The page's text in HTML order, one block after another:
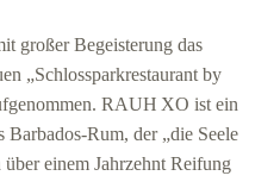
großer Begeisterung das
„Schlossparkrestaurant by
RAUH XO ist ein
Barbados-Rum, der „die Seele
einem Jahrzehnt Reifung